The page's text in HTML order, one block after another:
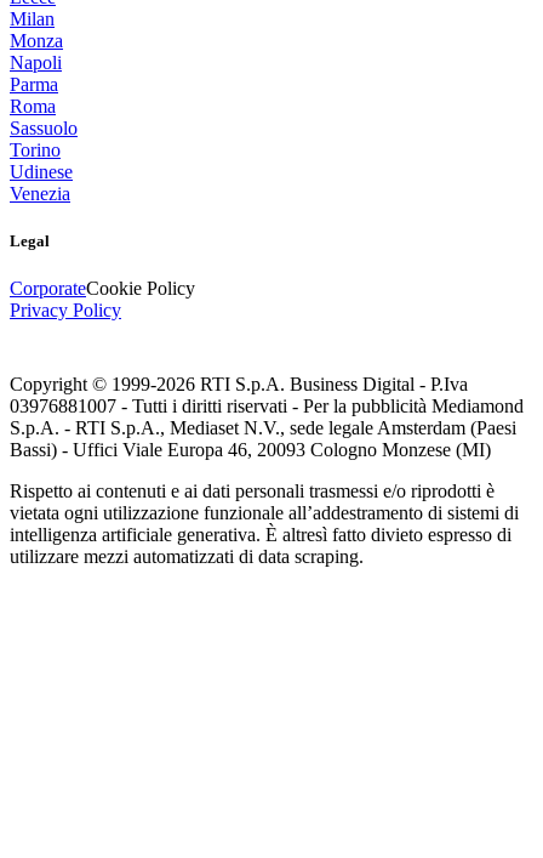
Milan
Monza
Napoli
Parma
Roma
Sassuolo
Torino
Udinese
Venezia
Legal
CorporateCookie Policy
Privacy Policy
Copyright © 1999-2026 RTI S.p.A. Business Digital - P.Iva
03976881007 - Tutti i diritti riservati - Per la pubblicità Mediamond
S.p.A. - RTI S.p.A., Mediaset N.V., sede legale Amsterdam (Paesi
Bassi) - Uffici Viale Europa 46, 20093 Cologno Monzese (MI)
Rispetto ai contenuti e ai dati personali trasmessi e/o riprodotti è
vietata ogni utilizzazione funzionale all’addestramento di sistemi di
intelligenza artificiale generativa. È altresì fatto divieto espresso di
utilizzare mezzi automatizzati di data scraping.